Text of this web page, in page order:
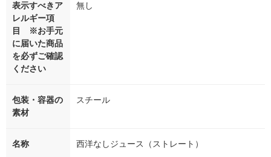
表示すべきア
レルギー項
目 ※お手元
に届いた商品
を必ずご確認
ください
無し
包装・容器の
素材
スチール
名称 西洋なしジュース（ストレート）